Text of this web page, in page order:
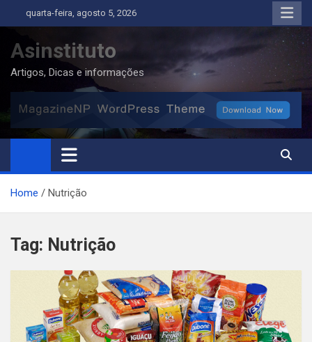
to
content
quarta-feira, agosto 5, 2026
Asinstituto
Artigos, Dicas e informações
Home Nutrição
Tag: Nutrição